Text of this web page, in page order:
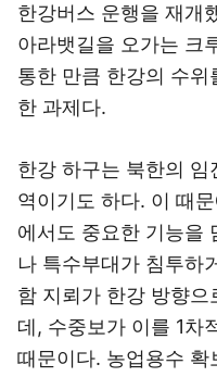
한강버스 운행을 재개
아라뱃길을 오가는 크
통한 만큼 한강의 수위
한 과제다.
한강 하구는 북한의 임
역이기도 하다. 이 때
에서도 중요한 기능을
나 특수부대가 침투하
함 지뢰가 한강 방향
데, 수중보가 이를 1차
때문이다. 농업용수